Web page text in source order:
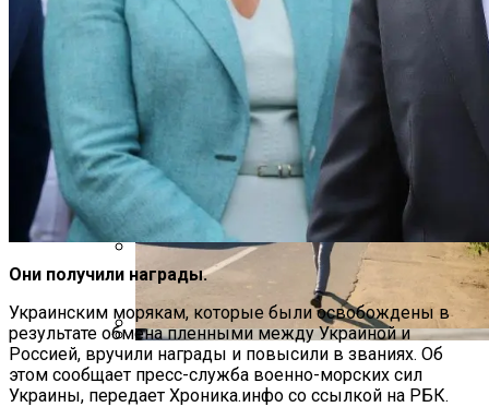
Международная Реакция На Тарифы
Трампа: Что Стоит На Кону
Кризис Безопасности На Гаити:
Ужасающая Реальность Безнадежной
В Столичном Парке Отличился Герой-
Парковки
В Киеве Люди Вынуждены Ходить К
Метро По Улице Без Тротуара
Они получили награды.
Украинским морякам, которые были освобождены в
результате обмена пленными между Украиной и
Россией, вручили награды и повысили в званиях. Об
этом сообщает пресс-служба военно-морских сил
Украины, передает Хроника.инфо со ссылкой на РБК.